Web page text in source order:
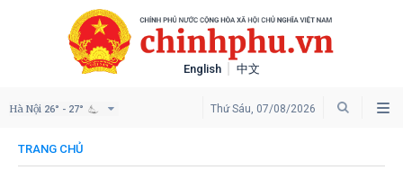
English 中文
Thứ Sáu, 07/08/2026
Hà Nội 26° - 27°
TRANG CHỦ